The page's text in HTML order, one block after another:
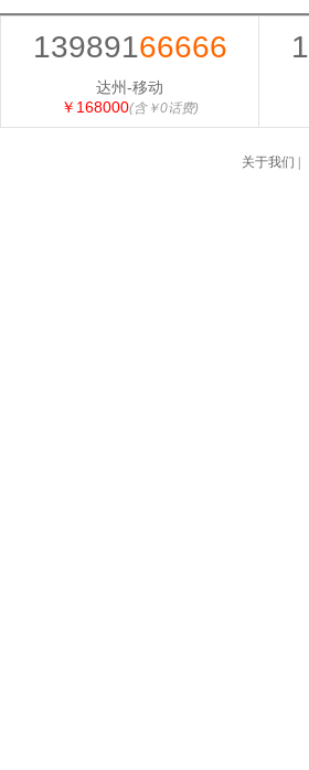
13989166666
达州-移动
￥168000(含￥0话费)
1
关于我们